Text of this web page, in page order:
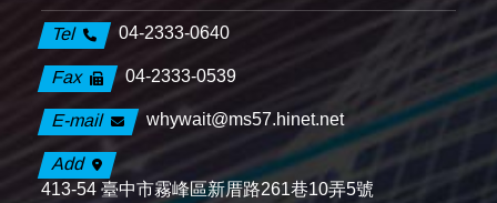
Tel 04-2333-0640
Fax 04-2333-0539
E-mail whywait@ms57.hinet.net
Add
413-54 臺中市霧峰區新厝路261巷10弄5號